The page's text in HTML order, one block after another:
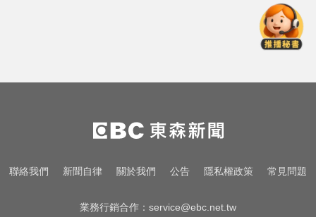
鬆失智三關鍵
台南死亡車禍！轎車遭大貨車壓
「扭曲變形」男駕駛受困亡
她砸錢演女主「60場吻戲狂伸舌」
聯絡我們 新聞自律 關於我們 公告 隱私權政策 常見問題
業務行銷合作： service@ebc.net.tw